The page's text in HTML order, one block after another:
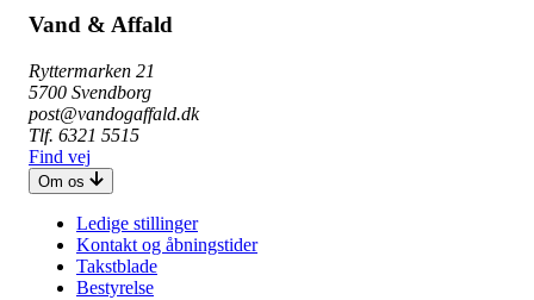
Vand & Affald
Ryttermarken 21
5700 Svendborg
post@vandogaffald.dk
Tlf. 6321 5515
Find vej
Om os
Ledige stillinger
Kontakt og åbningstider
Takstblade
Bestyrelse